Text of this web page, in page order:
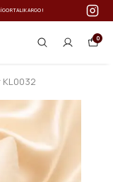
KARGO!
0
KL0032